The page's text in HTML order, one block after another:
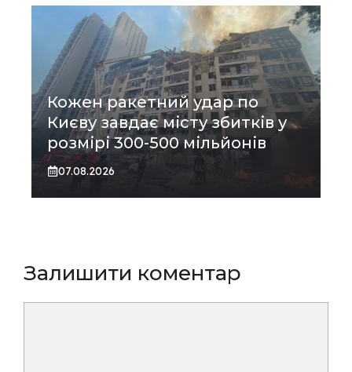
Кожен ракетний удар по
Києву завдає місту збитків у
розмірі 300-500 мільйонів
07.08.2026
Залишити коментар